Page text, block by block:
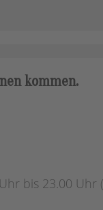
kommen.
bis 23.00 Uhr